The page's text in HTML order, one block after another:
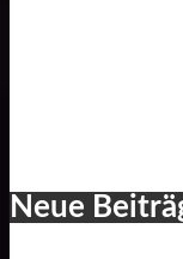
Neue